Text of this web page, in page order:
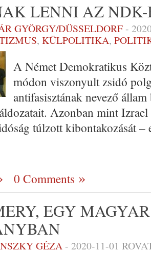
LENNI AZ
GYÖRGY/DÜSSELDORF-
, KÜLPOLITIKA,
A Német Demokratikus
módon viszonyult zsidó
antifasisztának nevező
Azonban mint Izrael
túlzott kibontakozását –
0 Comments
EGY
GÉZA- 2020-11-01